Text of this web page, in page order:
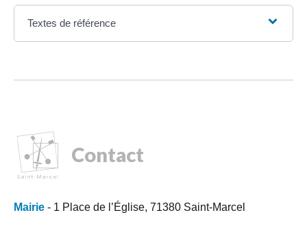
Textes de référence
Contact
Mairie - 1 Place de l’Église, 71380 Saint-Marcel